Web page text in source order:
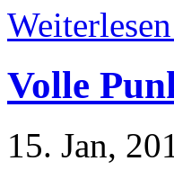
Volle
15. Jan,